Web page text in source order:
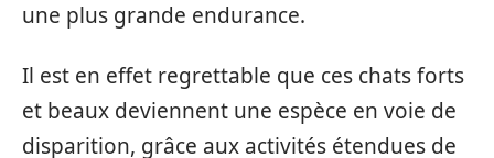
une plus grande endurance.
Il est en effet regrettable que ces chats forts
et beaux deviennent une espèce en voie de
disparition, grâce aux activités étendues de